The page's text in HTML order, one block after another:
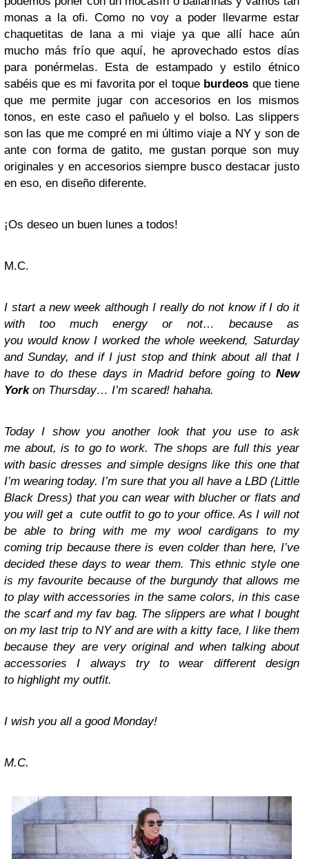
monas a la ofi. Como no voy a poder llevarme estar
chaquetitas de lana a mi viaje ya que allí hace aún
mucho más frío que aquí, he aprovechado estos días
para ponérmelas. Esta de estampado y estilo étnico
sabéis que es mi favorita por el toque burdeos que tiene
que me permite jugar con accesorios en los mismos
tonos, en este caso el pañuelo y el bolso. Las slippers
son las que me compré en mi último viaje a NY y son de
ante con forma de gatito, me gustan porque son muy
originales y en accesorios siempre busco destacar justo
en eso, en diseño diferente.
¡Os deseo un buen lunes a todos!
M.C.
I start a new week although I really do not know if I do it
with too much energy or not… because as
you would know I worked the whole weekend, Saturday
and Sunday, and if I just stop and think about all that I
have to do these days in Madrid before going to New
Yorkon Thursday… I’m scared! hahaha.
Today I show you another look that you use to ask
me about, is to go to work. The shops are full this year
with basic dresses and simple designs like this one that
I’m wearing today. I’m sure that you all have a LBD (Little
Black Dress) that you can wear with blucher or flats and
you will get a cute outfit to go to your office. As I will not
be able to bring with me my wool cardigans to my
coming trip because there is even colder than here, I’ve
decided these days to wear them. This ethnic style one
is my favourite because of the burgundy that allows me
to play with accessories in the same colors, in this case
the scarf and my fav bag. The slippers are what I bought
on my last trip to NY and are with a kitty face, I like them
because they are very original and when talking about
accessories I always try to wear different design
to highlight my outfit.
I wish you all a good Monday!
M.C.